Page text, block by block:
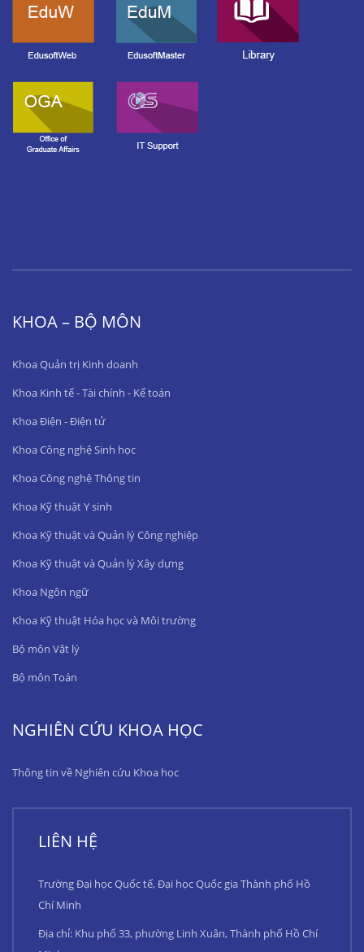
KHOA – BỘ MÔN
Khoa Quản trị Kinh doanh
Khoa Kinh tế - Tài chính - Kế toán
Khoa Điện - Điện tử
Khoa Công nghệ Sinh học
Khoa Công nghệ Thông tin
Khoa Kỹ thuật Y sinh
Khoa Kỹ thuật và Quản lý Công nghiệp
Khoa Kỹ thuật và Quản lý Xây dựng
Khoa Ngôn ngữ
Khoa Kỹ thuật Hóa học và Môi trường
Bộ môn Vật lý
Bộ môn Toán
NGHIÊN CỨU KHOA HỌC
Thông tin về Nghiên cứu Khoa học
LIÊN HỆ
Trường Đại học Quốc tế, Đại học Quốc gia Thành phố Hồ
Chí Minh
Địa chỉ: Khu phố 33, phường Linh Xuân, Thành phố Hồ Chí